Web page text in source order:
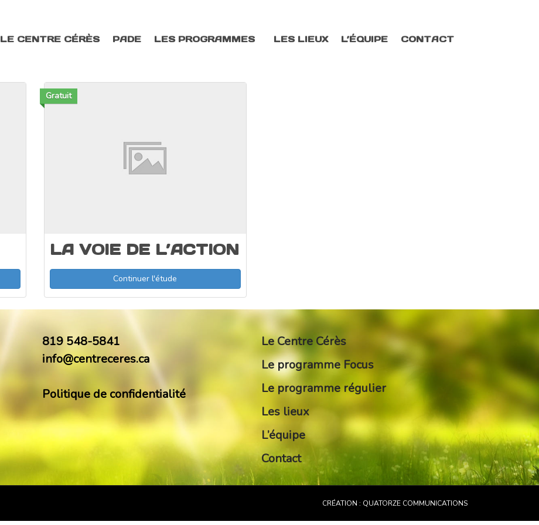
LE CENTRE CÉRÈS PADE LES PROGRAMMES LES LIEUX L’ÉQUIPE CONTACT
Gratuit
LA VOIE DE L’ACTION
Continuer l'étude
819 548-5841
info@centreceres.ca
Politique de confidentialité
Le Centre Cérès
Le programme Focus
Le programme régulier
Les lieux
L’équipe
Contact
CRÉATION : QUATORZE COMMUNICATIONS